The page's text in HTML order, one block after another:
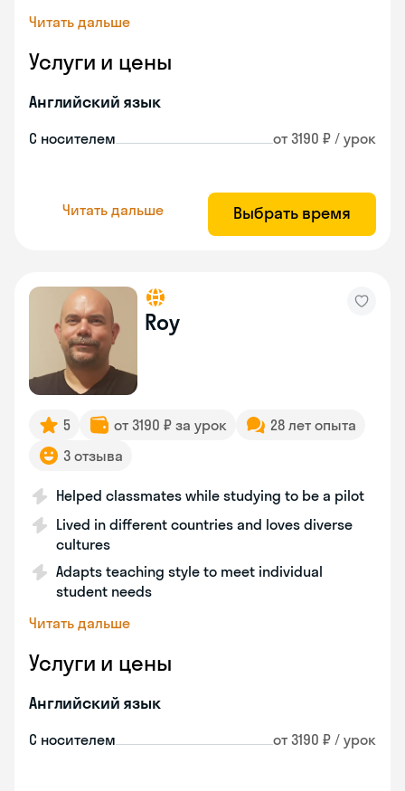
Читать дальше
Услуги и цены
Английский язык
С носителем от 3190 ₽ / урок
Читать дальше Выбрать время
Roy
5 от 3190 ₽ за урок
28 лет опыта
3 отзыва
Helped classmates while studying to be a pilot
Lived in different countries and loves diverse
cultures
Adapts teaching style to meet individual
student needs
Читать дальше
Услуги и цены
Английский язык
С носителем от 3190 ₽ / урок